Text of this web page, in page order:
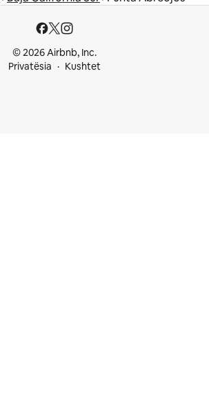
© 2026 Airbnb, Inc.
Privatësia
Kushtet